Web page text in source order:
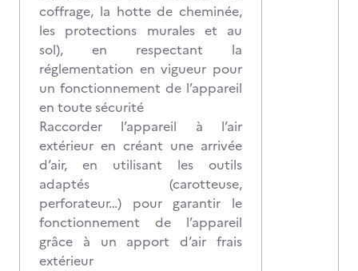
coffrage, la hotte de cheminée,
les protections murales et au
sol), en respectant la
réglementation en vigueur pour
un fonctionnement de l’appareil
en toute sécurité
Raccorder l’appareil à l’air
extérieur en créant une arrivée
d’air, en utilisant les outils
adaptés (carotteuse,
perforateur…) pour garantir le
fonctionnement de l’appareil
grâce à un apport d’air frais
extérieur